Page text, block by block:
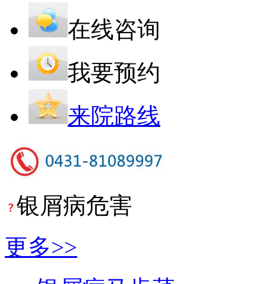
在线咨询
我要预约
来院路线
银屑病危害
更多>>